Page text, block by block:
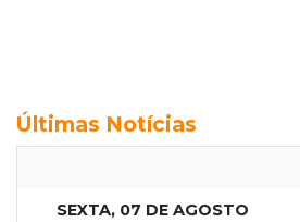
Últimas Notícias
SEXTA, 07 DE AGOSTO